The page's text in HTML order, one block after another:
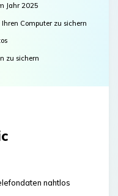
Jahr 2025
Computer zu sichern
zu sichern
nahtlos